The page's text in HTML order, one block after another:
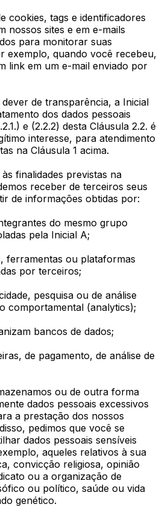
cookies, tags e identificadores
nossos sites e em e-mails
para monitorar suas
exemplo, quando você recebeu,
link em um e-mail enviado por
de transparência, a Inicial
dos dados pessoais
e (2.2.2) desta Cláusula 2.2. é
interesse, para atendimento
na Cláusula 1 acima.
finalidades previstas na
receber de terceiros seus
de informações obtidas por:
do mesmo grupo
pela Inicial A;
ferramentas ou plataformas
por terceiros;
pesquisa ou de análise
comportamental (analytics);
bancos de dados;
de pagamento, de análise de
ou de outra forma
dados pessoais excessivos
a prestação dos nossos
pedimos que você se
dados pessoais sensíveis
aqueles relativos à sua
convicção religiosa, opinião
ou a organização de
ou político, saúde ou vida
genético.